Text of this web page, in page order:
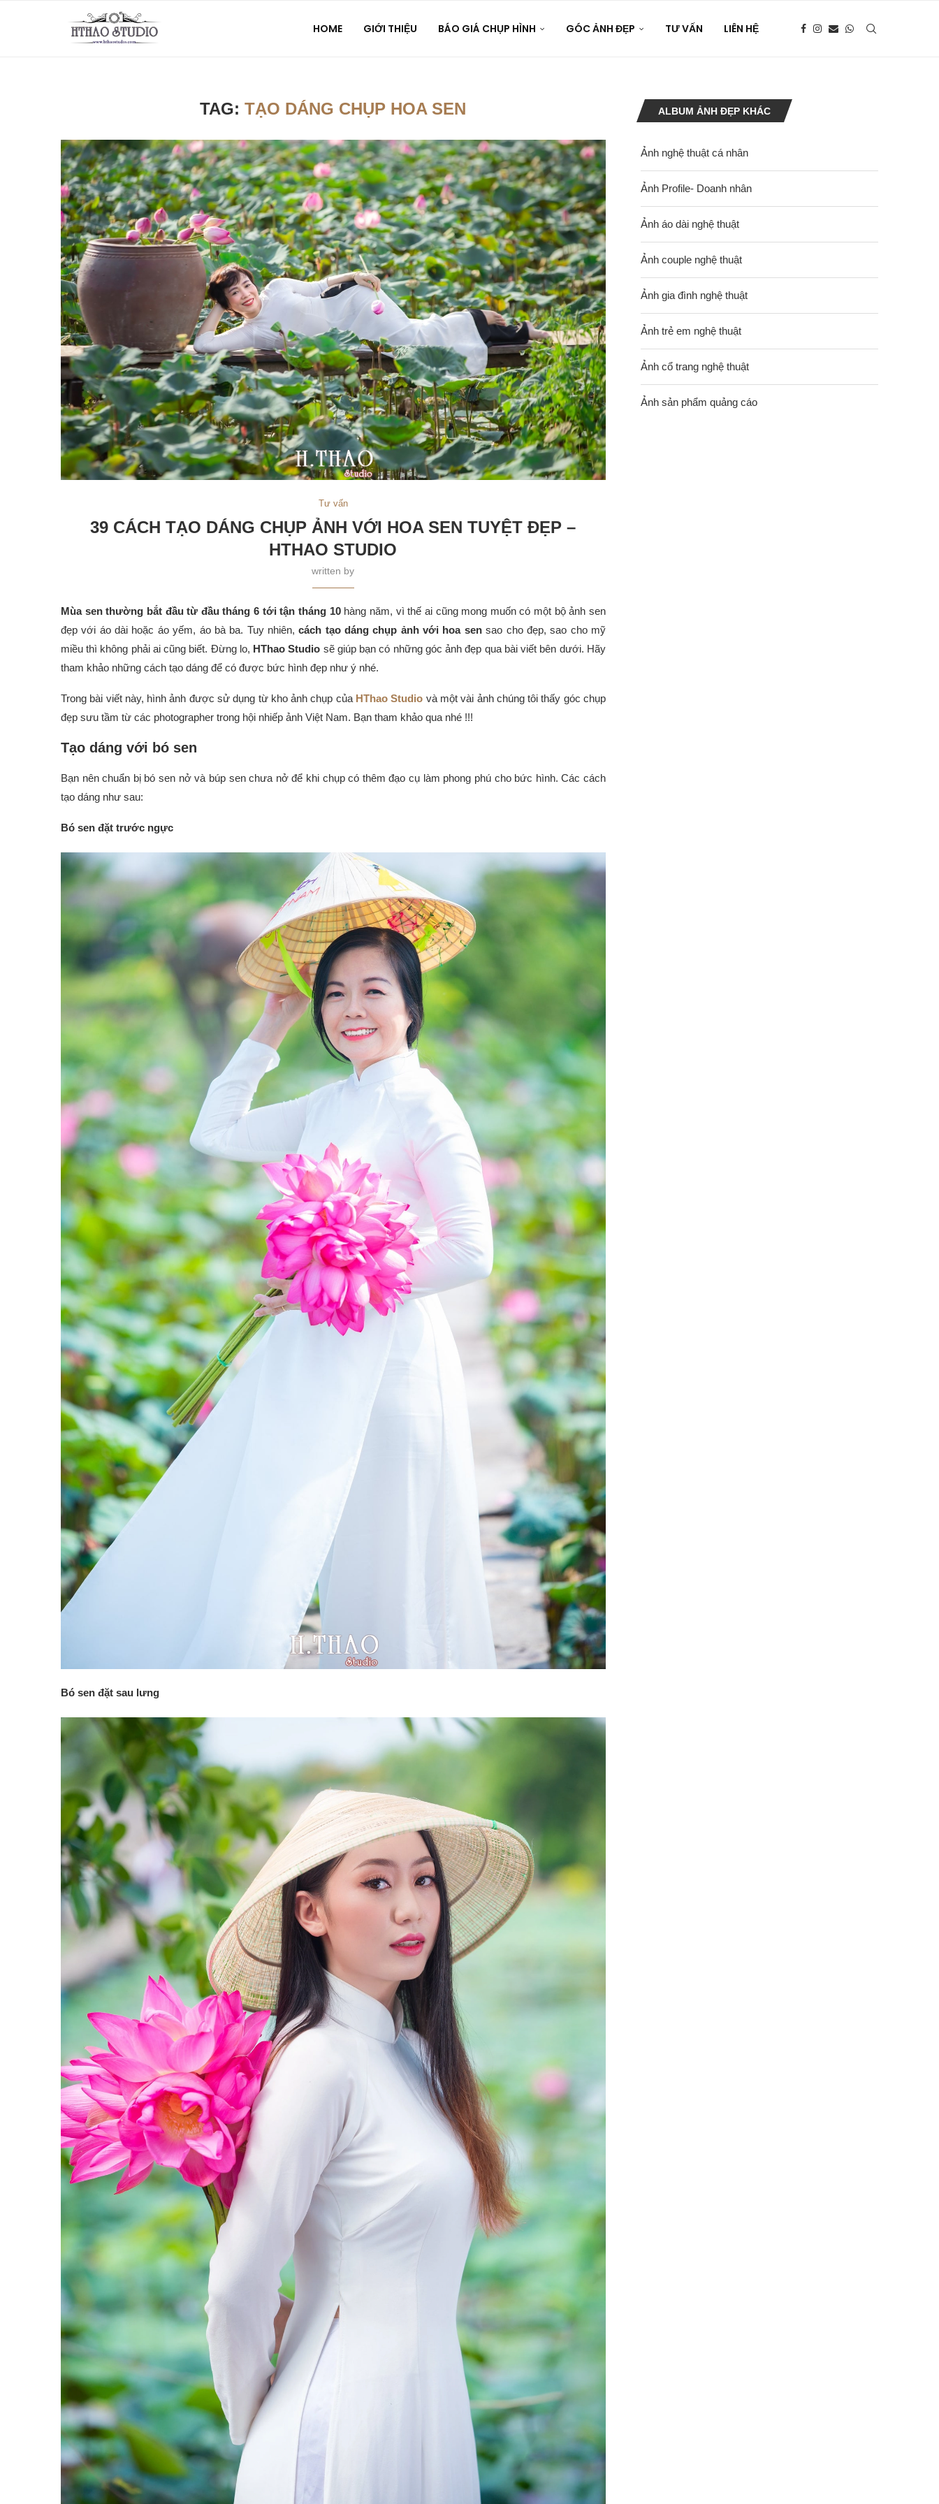
HOME GIỚI THIỆU BÁO GIÁ CHỤP HÌNH GÓC ẢNH ĐẸP TƯ VẤN LIÊN HỆ
TAG:TẠO DÁNG CHỤP HOA SEN
Tư vấn
39 CÁCH TẠO DÁNG CHỤP ẢNH VỚI HOA SEN TUYỆT ĐẸP –
HTHAO STUDIO
written by
Mùa sen thường bắt đầu từ đầu tháng 6 tới tận tháng 10hàng năm, vì thế ai cũng mong muốn có một bộ ảnh sen
đẹp với áo dài hoặc áo yếm, áo bà ba. Tuy nhiên,cách tạo dáng chụp ảnh với hoa sensao cho đẹp, sao cho mỹ
miều thì không phải ai cũng biết. Đừng lo, HThao Studio sẽ giúp bạn có những góc ảnh đẹp qua bài viết bên dưới. Hãy
tham khảo những cách tạo dáng để có được bức hình đẹp như ý nhé.
Trong bài viết này, hình ảnh được sử dụng từ kho ảnh chụp của HThao Studio và một vài ảnh chúng tôi thấy góc chụp
đẹp sưu tầm từ các photographer trong hội nhiếp ảnh Việt Nam. Bạn tham khảo qua nhé !!!
Tạo dáng với bó sen
Bạn nên chuẩn bị bó sen nở và búp sen chưa nở để khi chụp có thêm đạo cụ làm phong phú cho bức hình. Các cách
tạo dáng như sau:
Bó sen đặt trước ngực
Bó sen đặt sau lưng
ALBUM ẢNH ĐẸP KHÁC
Ảnh nghệ thuật cá nhân
Ảnh Profile- Doanh nhân
Ảnh áo dài nghệ thuật
Ảnh couple nghệ thuật
Ảnh gia đình nghệ thuật
Ảnh trẻ em nghệ thuật
Ảnh cổ trang nghệ thuật
Ảnh sản phẩm quảng cáo